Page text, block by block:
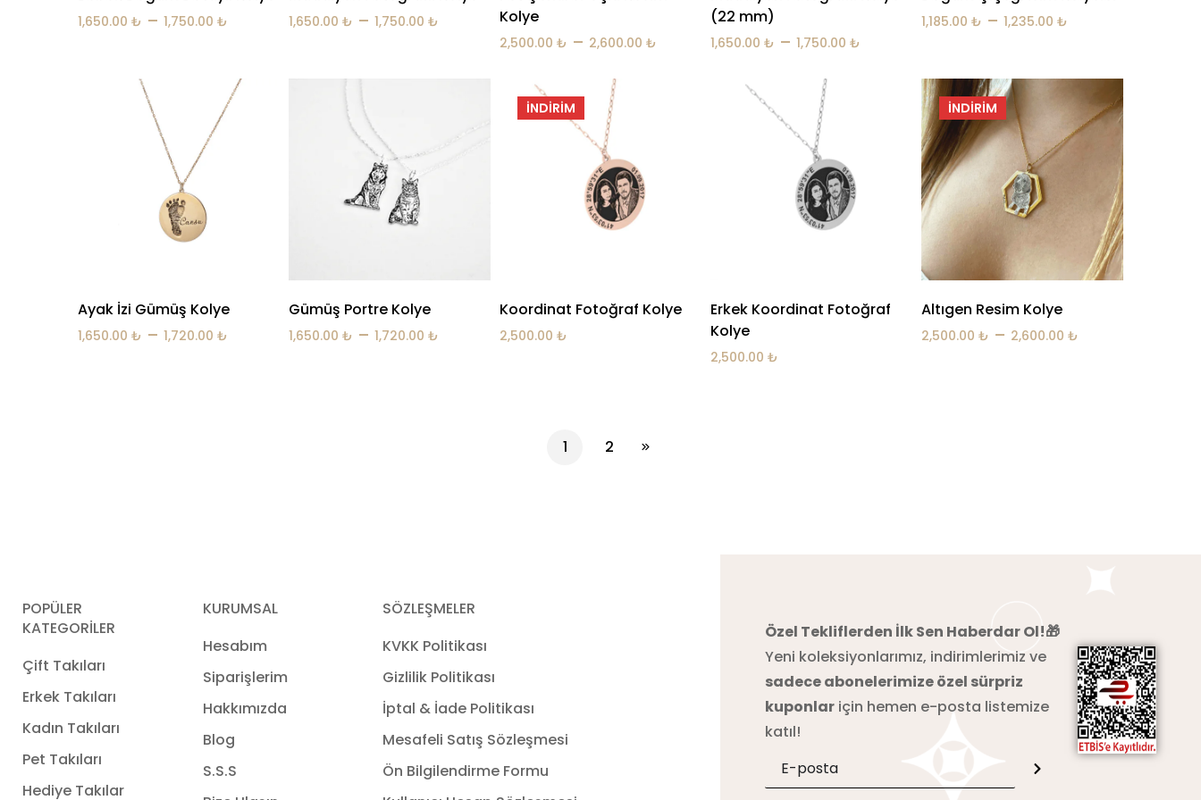
1,650.00 ₺ – 1,750.00 ₺ 1,650.00 ₺ – 1,750.00 ₺
Kolye
2,500.00 ₺ – 2,600.00 ₺
(22 mm)
1,650.00 ₺ – 1,750.00 ₺
1,185.00 ₺ – 1,235.00 ₺
Ayak İzi Gümüş Kolye
1,650.00 ₺ – 1,720.00 ₺
Gümüş Portre Kolye
1,650.00 ₺ – 1,720.00 ₺
İNDIRIM
Koordinat Fotoğraf Kolye
2,500.00 ₺
Erkek Koordinat Fotoğraf
Kolye
2,500.00 ₺
İNDIRIM
Altıgen Resim Kolye
2,500.00 ₺ – 2,600.00 ₺
1 2
POPÜLER
KATEGORİLER
Çift Takıları
Erkek Takıları
Kadın Takıları
Pet Takıları
Hediye Takılar
KURUMSAL
Hesabım
Siparişlerim
Hakkımızda
Blog
S.S.S
SÖZLEŞMELER
KVKK Politikası
Gizlilik Politikası
İptal & İade Politikası
Mesafeli Satış Sözleşmesi
Ön Bilgilendirme Formu
Özel Tekliflerden İlk Sen Haberdar Ol!🎁
Yeni koleksiyonlarımız, indirimlerimiz ve
sadece abonelerimize özel sürpriz
kuponlar için hemen e-posta listemize
katıl!